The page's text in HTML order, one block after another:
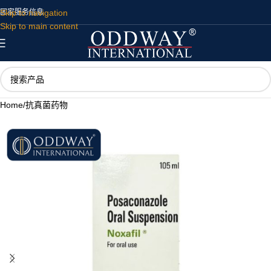
Skip to navigation
Skip to main content
国家服务信息
Home/抗真菌药物